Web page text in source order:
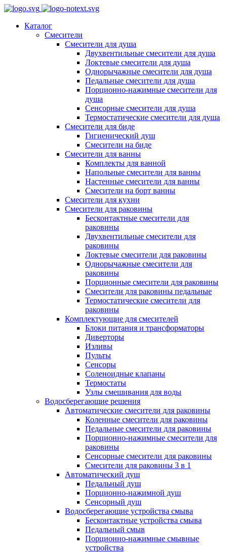
Каталог
Смесители
Смесители для душа
Двухвентильные смесители для душа
Локтевые смесители для душа
Однорычажные смесители для душа
Педальные смесители для душа
Порционно-нажимные смесители для
душа
Сенсорные смесители для душа
Термостатические смесители для душа
Смесители для биде
Гигиенический душ
Смесители на биде
Смесители для ванны
Комплекты для ванной
Напольные смесители для ванны
Настенные смесители для ванны
Смесители на борт ванны
Смесители для кухни
Смесители для раковины
Бесконтактные смесители для
раковины
Двухвентильные смесители для
раковины
Локтевые смесители для раковины
Однорычажные смесители для
раковины
Порционные смесители для раковины
Смесители для раковины педальные
Термостатические смесители для
раковины
Комплектующие для смесителей
Блоки питания и трансформаторы
Диверторы
Изливы
Пульты
Сенсоры
Соленоидные клапаны
Термостаты
Узлы смешивания для воды
Водосберегающие решения
Автоматические смесители для раковины
Коленные смесители для раковины
Педальные смесители для раковины
Порционно-нажимные смесители для
раковины
Сенсорные смесители для раковины
Смесители для раковины 3 в 1
Автоматический душ
Педальный душ
Порционно-нажимной душ
Сенсорный душ
Водосберегающие устройства смыва
Бесконтактные устройства смыва
Педальный смыв
Порционно-нажимные смывные
устройства